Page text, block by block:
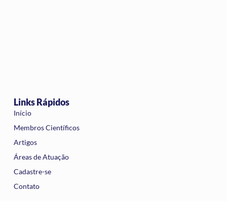
Links Rápidos
Início
Membros Científicos
Artigos
Áreas de Atuação
Cadastre-se
Contato